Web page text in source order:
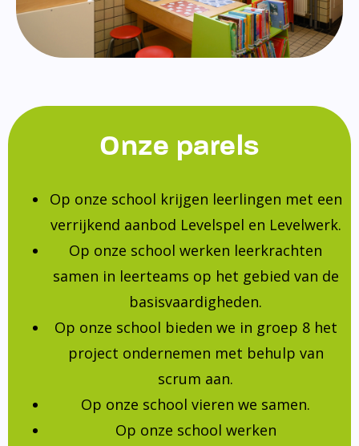
Onze parels
Op onze school krijgen leerlingen met een
verrijkend aanbod Levelspel en Levelwerk.
Op onze school werken leerkrachten
samen in leerteams op het gebied van de
basisvaardigheden.
Op onze school bieden we in groep 8 het
project ondernemen met behulp van
scrum aan.
Op onze school vieren we samen.
Op onze school werken